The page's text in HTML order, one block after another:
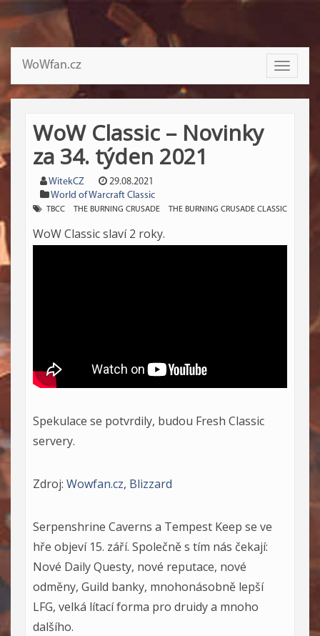
Toggle
WoWfan.cz
WoW Classic – Novinky
za 34. týden 2021
WitekCZ
29.08.2021
World of Warcraft Classic
TBCC THE BURNING CRUSADE THE BURNING CRUSADE CLASSIC
WoW Classic slaví 2 roky.
Spekulace se potvrdily, budou Fresh Classic
servery.
Zdroj: Wowfan.cz, Blizzard
Serpenshrine Caverns a Tempest Keep se ve
hře objeví 15. září. Společně s tím nás čekají:
Nové Daily Questy, nové reputace, nové
odměny, Guild banky, mnohonásobně lepší
LFG, velká lítací forma pro druidy a mnoho
dalšího.